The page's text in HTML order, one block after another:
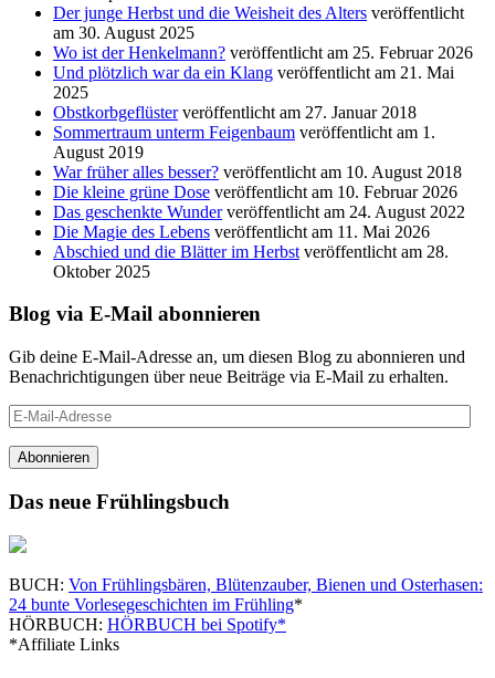
Der junge Herbst und die Weisheit des Alters veröffentlicht
am 30. August 2025
Wo ist der Henkelmann? veröffentlicht am 25. Februar 2026
Und plötzlich war da ein Klang veröffentlicht am 21. Mai
2025
Obstkorbgeflüster veröffentlicht am 27. Januar 2018
Sommertraum unterm Feigenbaum veröffentlicht am 1.
August 2019
War früher alles besser? veröffentlicht am 10. August 2018
Die kleine grüne Dose veröffentlicht am 10. Februar 2026
Das geschenkte Wunder veröffentlicht am 24. August 2022
Die Magie des Lebens veröffentlicht am 11. Mai 2026
Abschied und die Blätter im Herbst veröffentlicht am 28.
Oktober 2025
Blog via E-Mail abonnieren
Gib deine E-Mail-Adresse an, um diesen Blog zu abonnieren und
Benachrichtigungen über neue Beiträge via E-Mail zu erhalten.
E-
Mail-
Adresse
Abonnieren
Das neue Frühlingsbuch
BUCH: Von Frühlingsbären, Blütenzauber, Bienen und Osterhasen:
24 bunte Vorlesegeschichten im Frühling*
HÖRBUCH: HÖRBUCH bei Spotify*
*Affiliate Links